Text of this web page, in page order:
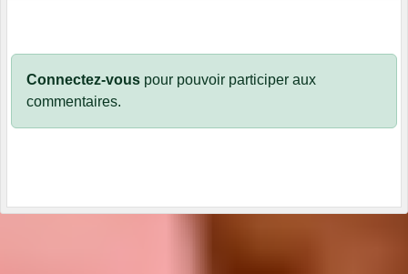
Connectez-vous pour pouvoir participer aux
commentaires.